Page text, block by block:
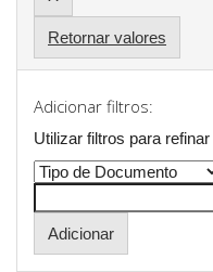
Retornar valores
Adicionar filtros:
Utilizar filtros para